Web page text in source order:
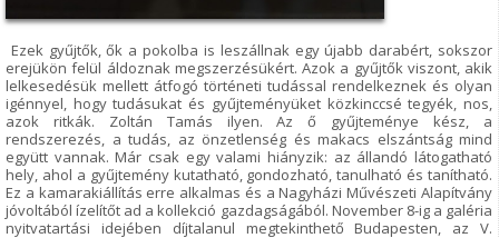
Ezek gyűjtők, ők a pokolba is leszállnak egy újabb darabért, sokszor
erejükön felül áldoznak megszerzésükért. Azok a gyűjtők viszont, akik
lelkesedésük mellett átfogó történeti tudással rendelkeznek és olyan
igénnyel, hogy tudásukat és gyűjteményüket közkinccsé tegyék, nos,
azok ritkák. Zoltán Tamás ilyen. Az ő gyűjteménye kész, a
rendszerezés, a tudás, az önzetlenség és makacs elszántság mind
együtt vannak. Már csak egy valami hiányzik: az állandó látogatható
hely, ahol a gyűjtemény kutatható, gondozható, tanulható és tanítható.
Ez a kamarakiállítás erre alkalmas és a Nagyházi Művészeti Alapítvány
jóvoltából ízelítőt ad a kollekció gazdagságából. November 8-ig a galéria
nyitvatartási idejében díjtalanul megtekinthető Budapesten, az V.